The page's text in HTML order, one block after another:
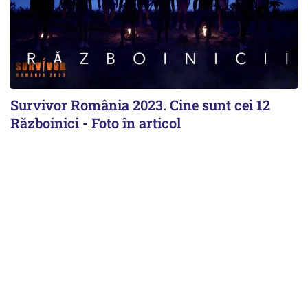
Survivor România 2023. Cine sunt cei 12
Războinici - Foto în articol